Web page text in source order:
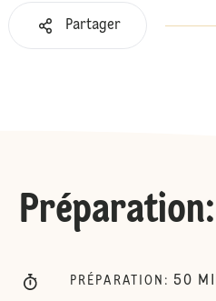
Partager
Préparation:
PRÉPARATION : 50